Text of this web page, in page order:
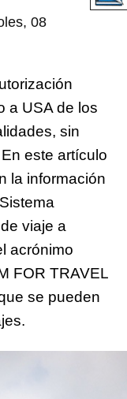
08
a USA de los
sin
este artículo
la información
viaje a
acrónimo
FOR TRAVEL
se pueden